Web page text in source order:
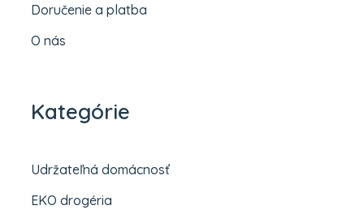
Doručenie a platba
O nás
Kategórie
Udržateľná domácnosť
EKO drogéria